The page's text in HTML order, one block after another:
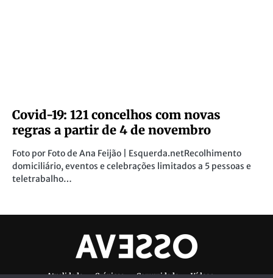
Covid-19: 121 concelhos com novas
regras a partir de 4 de novembro
Foto por Foto de Ana Feijão | Esquerda.netRecolhimento
domiciliário, eventos e celebrações limitados a 5 pessoas e
teletrabalho…
Atualidade Crónicas Comunidade Vídeos